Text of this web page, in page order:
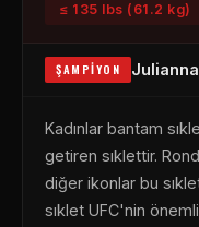
≤ 135 lbs (61.2 kg)
ŞAMPIYON
Kadınlar bantam
getiren sıklettir.
diğer ikonlar bu
sıklet UFC'nin